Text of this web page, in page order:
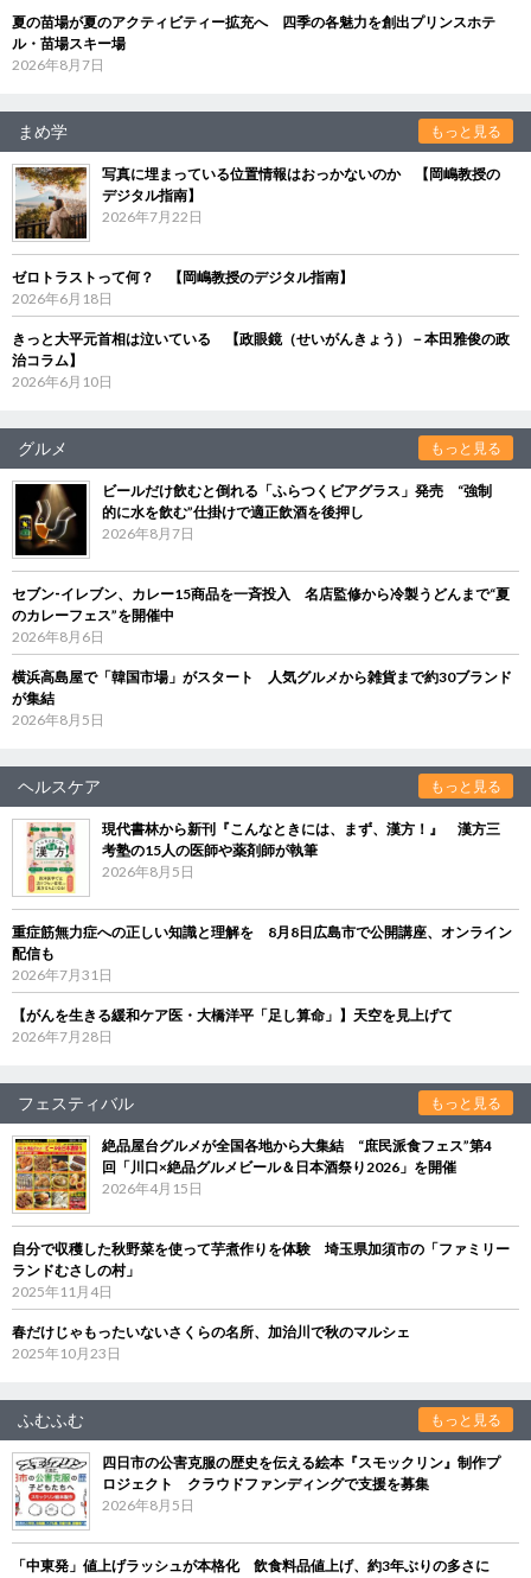
夏の苗場が夏のアクティビティー拡充へ 四季の各魅力を創出プリンスホテ
ル・苗場スキー場
2026年8月7日
まめ学 もっと見る
写真に埋まっている位置情報はおっかないのか 【岡嶋教授の
デジタル指南】
2026年7月22日
ゼロトラストって何？ 【岡嶋教授のデジタル指南】
2026年6月18日
きっと大平元首相は泣いている 【政眼鏡（せいがんきょう）－本田雅俊の政
治コラム】
2026年6月10日
グルメ もっと見る
ビールだけ飲むと倒れる「ふらつくビアグラス」発売 “強制
的に水を飲む”仕掛けで適正飲酒を後押し
2026年8月7日
セブン‐イレブン、カレー15商品を一斉投入 名店監修から冷製うどんまで“夏
のカレーフェス”を開催中
2026年8月6日
横浜高島屋で「韓国市場」がスタート 人気グルメから雑貨まで約30ブランド
が集結
2026年8月5日
ヘルスケア もっと見る
現代書林から新刊『こんなときには、まず、漢方！』 漢方三
考塾の15人の医師や薬剤師が執筆
2026年8月5日
重症筋無力症への正しい知識と理解を 8月8日広島市で公開講座、オンライン
配信も
2026年7月31日
【がんを生きる緩和ケア医・大橋洋平「足し算命」】天空を見上げて
2026年7月28日
フェスティバル もっと見る
絶品屋台グルメが全国各地から大集結 “庶民派食フェス”第4
回「川口×絶品グルメビール＆日本酒祭り2026」を開催
2026年4月15日
自分で収穫した秋野菜を使って芋煮作りを体験 埼玉県加須市の「ファミリー
ランドむさしの村」
2025年11月4日
春だけじゃもったいないさくらの名所、加治川で秋のマルシェ
2025年10月23日
ふむふむ もっと見る
四日市の公害克服の歴史を伝える絵本『スモックリン』制作プ
ロジェクト クラウドファンディングで支援を募集
2026年8月5日
「中東発」値上げラッシュが本格化 飲食料品値上げ、約3年ぶりの多さに